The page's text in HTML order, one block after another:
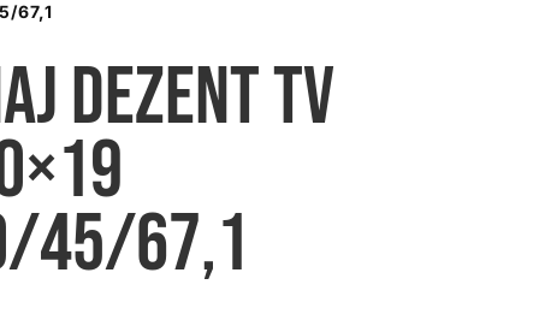
67,1
DEZENT TV
45/67,1